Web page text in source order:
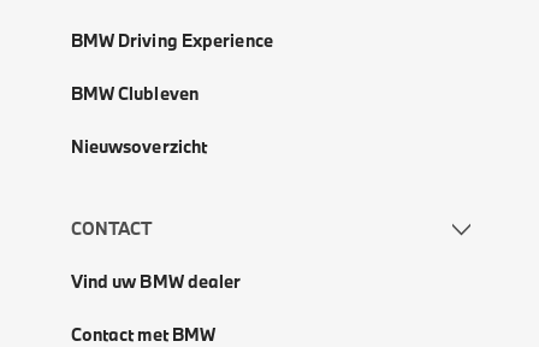
BMW Driving Experience
BMW Clubleven
Nieuwsoverzicht
CONTACT
Vind uw BMW dealer
Contact met BMW